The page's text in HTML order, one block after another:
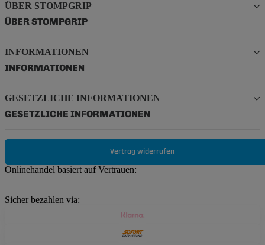
ÜBER STOMPGRIP
ÜBER STOMPGRIP
INFORMATIONEN
INFORMATIONEN
GESETZLICHE INFORMATIONEN
GESETZLICHE INFORMATIONEN
Vertrag widerrufen
Onlinehandel basiert auf Vertrauen:
Sicher bezahlen via: